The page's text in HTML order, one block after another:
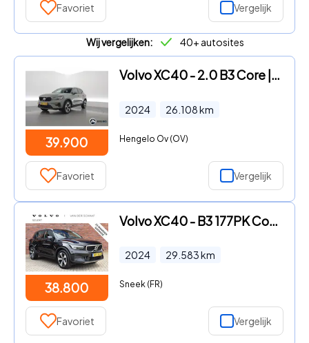
Favoriet Vergelijk
Wij vergelijken: 40+ autosites
39.900
Volvo XC40 - 2.0 B3 Core | 360 camera | Stoelverwarming | Stuurverwarming
2024 26.108km
Hengelo Ov (OV)
Favoriet Vergelijk
38.800
Volvo XC40 - B3 177PK Core | Leder |
2024 29.583km
Sneek (FR)
Favoriet Vergelijk